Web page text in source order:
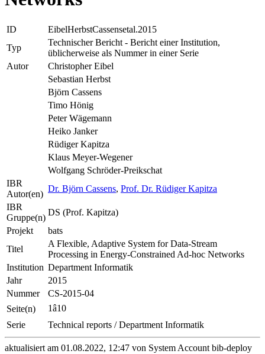
ID
EibelHerbstCassensetal.2015
Typ
Technischer Bericht - Bericht einer Institution,
üblicherweise als Nummer in einer Serie
Autor
Christopher Eibel
Sebastian Herbst
Björn Cassens
Timo Hönig
Peter Wägemann
Heiko Janker
Rüdiger Kapitza
Klaus Meyer-Wegener
Wolfgang Schröder-Preikschat
IBR
Autor(en)
Dr. Björn Cassens, Prof. Dr. Rüdiger Kapitza
IBR
Gruppe(n)
DS (Prof. Kapitza)
Projekt
bats
Titel
A Flexible, Adaptive System for Data-Stream
Processing in Energy-Constrained Ad-hoc Networks
Institution Department Informatik
Jahr
2015
Nummer
CS-2015-04
Seite(n)
1â10
Serie
Technical reports / Department Informatik
aktualisiert am 01.08.2022, 12:47 von System Account bib-deploy